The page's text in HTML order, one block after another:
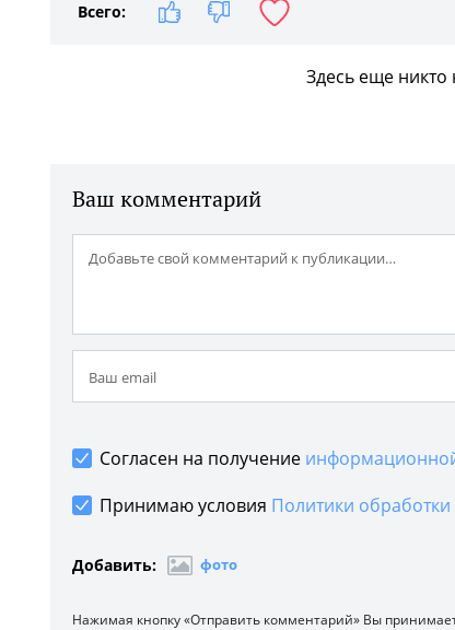
Всего:
Здесь еще
Ваш комментарий
Согласен на получение
Принимаю условия Политики
Добавить: фото
Нажимая кнопку «Отправить комментарий» Вы